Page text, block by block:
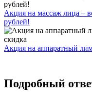
Акция на массаж лица –
рублей!
Акция на аппаратный
Подробный